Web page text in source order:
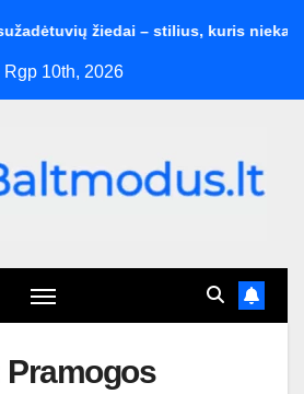
žiedai – stilius, kuris niekada
Rgp 10th, 2026
Pramogos